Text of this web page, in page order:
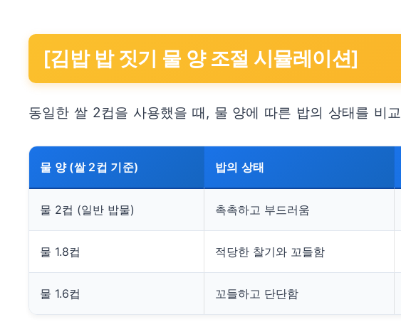
[김밥 밥 짓기 물 양 조절 시뮬레이션]
동일한 쌀 2컵을 사용했을 때, 물 양에 따른 밥의 상태를 비
물 양 (쌀 2컵 기준) 밥의 상태
물 2컵 (일반 밥물) 촉촉하고 부드러움
물 1.8컵 적당한 찰기와 꼬들함
물 1.6컵 꼬들하고 단단함